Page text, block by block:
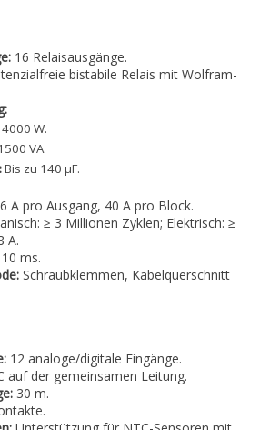
16 Relaisausgänge.
bistabile Relais mit Wolfram-
4000 W.
VA.
Bis zu 140 µF.
A pro Ausgang, 40 A pro Block.
≥ 3 Millionen Zyklen; Elektrisch: ≥
A.
ms.
Schraubklemmen, Kabelquerschnitt
12 analoge/digitale Eingänge.
auf der gemeinsamen Leitung.
30 m.